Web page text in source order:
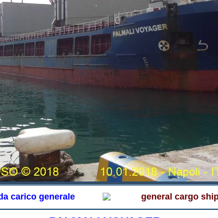
carico generale general cargo